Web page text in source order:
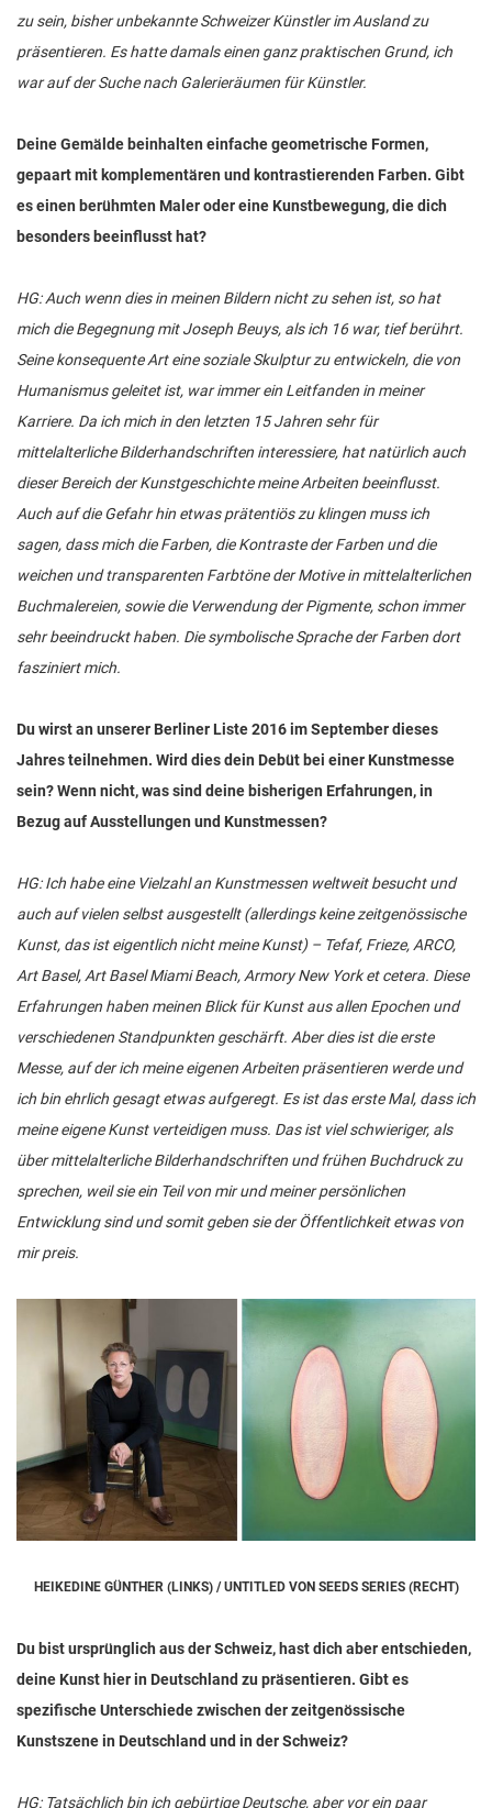
zu sein, bisher unbekannte Schweizer Künstler im Ausland zu
präsentieren. Es hatte damals einen ganz praktischen Grund, ich
war auf der Suche nach Galerieräumen für Künstler.
Deine Gemälde beinhalten einfache geometrische Formen,
gepaart mit komplementären und kontrastierenden Farben. Gibt
es einen berühmten Maler oder eine Kunstbewegung, die dich
besonders beeinflusst hat?
HG: Auch wenn dies in meinen Bildern nicht zu sehen ist, so hat
mich die Begegnung mit Joseph Beuys, als ich 16 war, tief berührt.
Seine konsequente Art eine soziale Skulptur zu entwickeln, die von
Humanismus geleitet ist, war immer ein Leitfanden in meiner
Karriere. Da ich mich in den letzten 15 Jahren sehr für
mittelalterliche Bilderhandschriften interessiere, hat natürlich auch
dieser Bereich der Kunstgeschichte meine Arbeiten beeinflusst.
Auch auf die Gefahr hin etwas prätentiös zu klingen muss ich
sagen, dass mich die Farben, die Kontraste der Farben und die
weichen und transparenten Farbtöne der Motive in mittelalterlichen
Buchmalereien, sowie die Verwendung der Pigmente, schon immer
sehr beeindruckt haben. Die symbolische Sprache der Farben dort
fasziniert mich.
Du wirst an unserer Berliner Liste 2016 im September dieses
Jahres teilnehmen. Wird dies dein Debüt bei einer Kunstmesse
sein? Wenn nicht, was sind deine bisherigen Erfahrungen, in
Bezug auf Ausstellungen und Kunstmessen?
HG: Ich habe eine Vielzahl an Kunstmessen weltweit besucht und
auch auf vielen selbst ausgestellt (allerdings keine zeitgenössische
Kunst, das ist eigentlich nicht meine Kunst) – Tefaf, Frieze, ARCO,
Art Basel, Art Basel Miami Beach, Armory New York et cetera. Diese
Erfahrungen haben meinen Blick für Kunst aus allen Epochen und
verschiedenen Standpunkten geschärft. Aber dies ist die erste
Messe, auf der ich meine eigenen Arbeiten präsentieren werde und
ich bin ehrlich gesagt etwas aufgeregt. Es ist das erste Mal, dass ich
meine eigene Kunst verteidigen muss. Das ist viel schwieriger, als
über mittelalterliche Bilderhandschriften und frühen Buchdruck zu
sprechen, weil sie ein Teil von mir und meiner persönlichen
Entwicklung sind und somit geben sie der Öffentlichkeit etwas von
mir preis.
HEIKEDINE GÜNTHER (LINKS) / UNTITLED VON SEEDS SERIES (RECHT)
Du bist ursprünglich aus der Schweiz, hast dich aber entschieden,
deine Kunst hier in Deutschland zu präsentieren. Gibt es
spezifische Unterschiede zwischen der zeitgenössische
Kunstszene in Deutschland und in der Schweiz?
HG: Tatsächlich bin ich gebürtige Deutsche, aber vor ein paar